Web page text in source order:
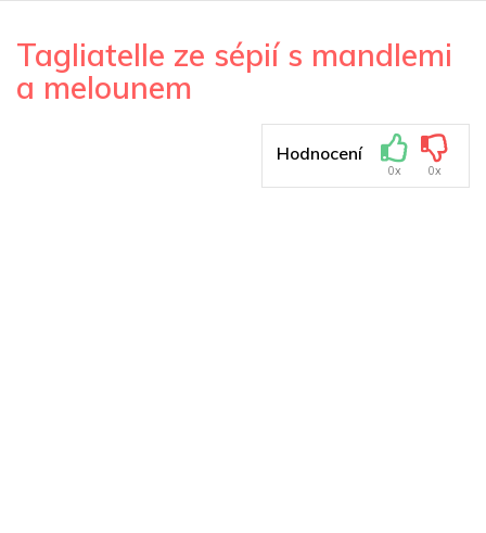
Tagliatelle ze sépií s mandlemi
a melounem
Hodnocení
0x 0x